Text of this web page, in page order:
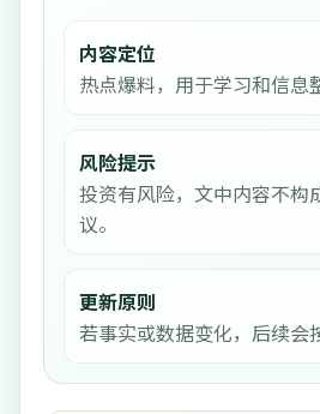
内容定位
热点爆料，用于学习和信息
风险提示
投资有风险，文中内容不构
议。
更新原则
若事实或数据变化，后续会